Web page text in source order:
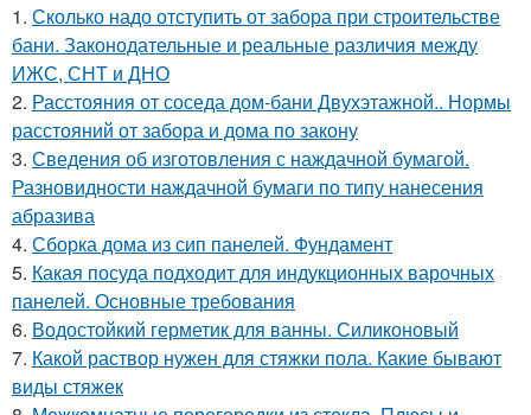
1. Сколько надо отступить от забора при строительстве
бани. Законодательные и реальные различия между
ИЖС, СНТ и ДНО
2. Расстояния от соседа дом-бани Двухэтажной.. Нормы
расстояний от забора и дома по закону
3. Сведения об изготовления с наждачной бумагой.
Разновидности наждачной бумаги по типу нанесения
абразива
4. Сборка дома из сип панелей. Фундамент
5. Какая посуда подходит для индукционных варочных
панелей. Основные требования
6. Водостойкий герметик для ванны. Силиконовый
7. Какой раствор нужен для стяжки пола. Какие бывают
виды стяжек